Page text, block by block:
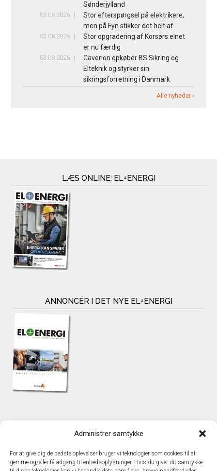
Administrer samtykke
For at give dig de bedste oplevelser bruger vi teknologier som cookies til at
gemme og/eller få adgang til enhedsoplysninger. Hvis du giver dit samtykke
Sønderjylland
03.08.2026
Stor efterspørgsel på elektrikere,
men på Fyn stikker det helt af
03.08.2026
Stor opgradering af Korsørs elnet
er nu færdig
03.08.2026
Caverion opkøber BS Sikring og
Elteknik og styrker sin
sikringsforretning i Danmark
Alle nyheder ›
LÆS ONLINE: EL+ENERGI
ANNONCÉR I DET NYE EL+ENERGI
TechMedia A/S
DK – 2600 Glostrup
www.techmedia.dk